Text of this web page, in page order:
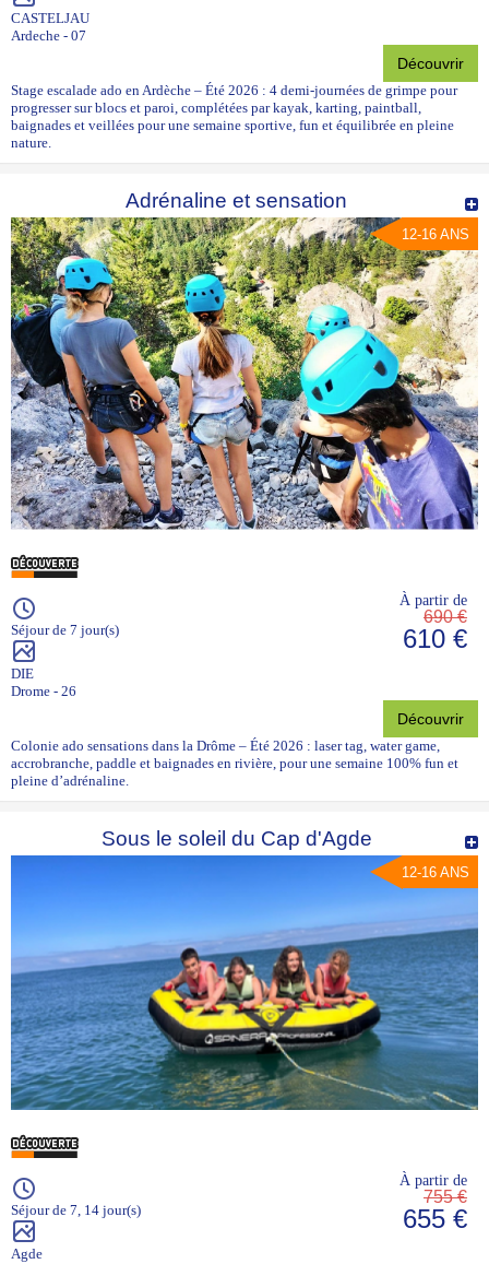
CASTELJAU
Ardeche - 07
Découvrir
Stage escalade ado en Ardèche – Été 2026 : 4 demi-journées de grimpe pour
progresser sur blocs et paroi, complétées par kayak, karting, paintball,
baignades et veillées pour une semaine sportive, fun et équilibrée en pleine
nature.
Adrénaline et sensation
12-16 ANS
Séjour de 7 jour(s)
DIE
Drome - 26
À partir de
690 €
610 €
Découvrir
Colonie ado sensations dans la Drôme – Été 2026 : laser tag, water game,
accrobranche, paddle et baignades en rivière, pour une semaine 100% fun et
pleine d’adrénaline.
Sous le soleil du Cap d'Agde
12-16 ANS
Séjour de 7, 14 jour(s)
Agde
À partir de
755 €
655 €